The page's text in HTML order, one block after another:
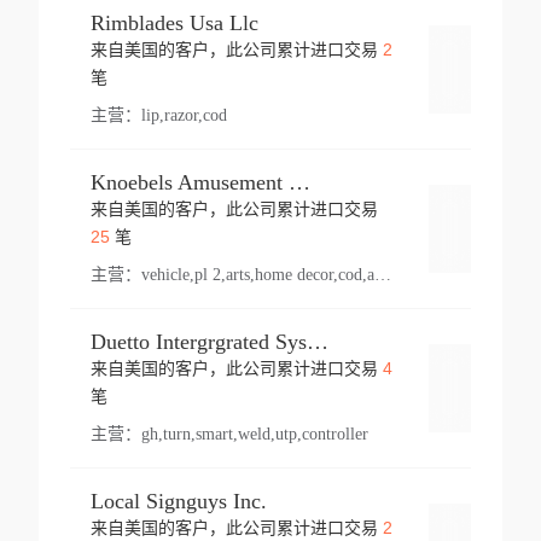
Rimblades Usa Llc
来自美国的客户，此公司累计进口交易 2
笔
主营： lip,razor,cod
Knoebels Amusement Resort
来自美国的客户，此公司累计进口交易
25笔
主营： vehicle,pl 2,arts,home decor,cod,amusement ride,sea
Duetto Intergrgrated Systems Inc.
来自美国的客户，此公司累计进口交易 4
笔
主营： gh,turn,smart,weld,utp,controller
Local Signguys Inc.
来自美国的客户，此公司累计进口交易 2